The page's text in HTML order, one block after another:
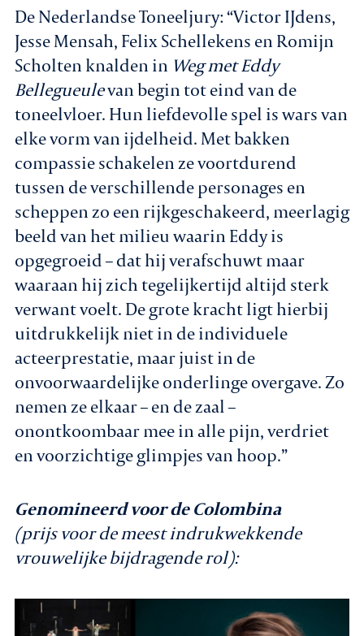
De Nederlandse Toneeljury: “Victor IJdens,
Jesse Mensah, Felix Schellekens en Romijn
Scholten knalden in Weg met Eddy
Bellegueulevan begin tot eind van de
toneelvloer. Hun liefdevolle spel is wars van
elke vorm van ijdelheid. Met bakken
compassie schakelen ze voortdurend
tussen de verschillende personages en
scheppen zo een rijkgeschakeerd, meerlagig
beeld van het milieu waarin Eddy is
opgegroeid – dat hij verafschuwt maar
waaraan hij zich tegelijkertijd altijd sterk
verwant voelt. De grote kracht ligt hierbij
uitdrukkelijk niet in de individuele
acteerprestatie, maar juist in de
onvoorwaardelijke onderlinge overgave. Zo
nemen ze elkaar – en de zaal –
onontkoombaar mee in alle pijn, verdriet
en voorzichtige glimpjes van hoop.”
Genomineerd voor de Colombina
(prijs voor de meest indrukwekkende
vrouwelijke bijdragende rol):